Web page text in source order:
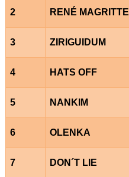
2 RENÉ MAGRITTE
3 ZIRIGUIDUM
4 HATS OFF
5 NANKIM
6 OLENKA
7 DON´T LIE